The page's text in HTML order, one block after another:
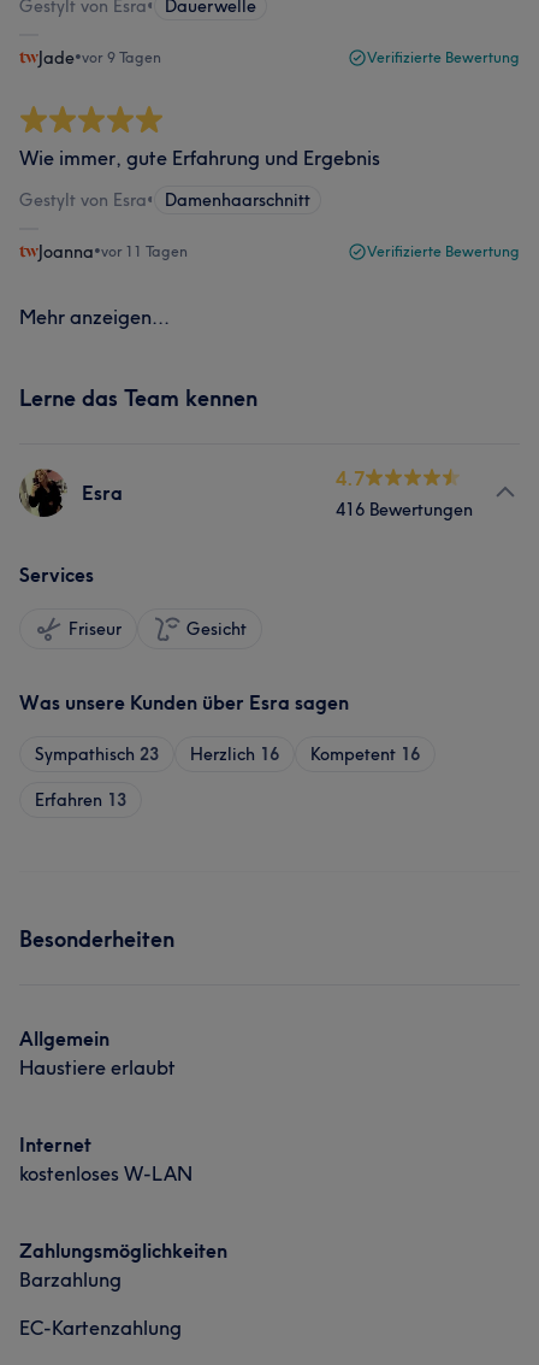
Gestylt von Esra• Dauerwelle
Jade•vor 9 Tagen Verifizierte Bewertung
Wie immer, gute Erfahrung und Ergebnis
Gestylt von Esra• Damenhaarschnitt
Joanna•vor 11 Tagen Verifizierte Bewertung
Mehr anzeigen...
Lerne das Team kennen
Esra
4.7
416 Bewertungen
Services
Friseur Gesicht
Was unsere Kunden über Esra sagen
Sympathisch 23 Herzlich 16 Kompetent 16
Erfahren 13
Besonderheiten
Allgemein
Haustiere erlaubt
Internet
kostenloses W-LAN
Zahlungsmöglichkeiten
Barzahlung
EC-Kartenzahlung